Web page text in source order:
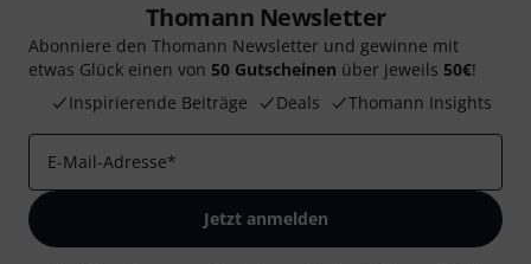
Thomann Newsletter
Abonniere den Thomann Newsletter und gewinne mit
etwas Glück einen von 50 Gutscheinen über jeweils 50€!
Inspirierende Beiträge
Deals Thomann Insights
E-Mail-Adresse*
Jetzt anmelden